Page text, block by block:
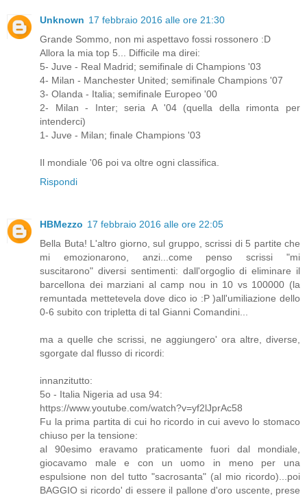
Unknown 17 febbraio 2016 alle ore 21:30
Grande Sommo, non mi aspettavo fossi rossonero :D
Allora la mia top 5... Difficile ma direi:
5- Juve - Real Madrid; semifinale di Champions '03
4- Milan - Manchester United; semifinale Champions '07
3- Olanda - Italia; semifinale Europeo '00
2- Milan - Inter; seria A '04 (quella della rimonta per
intenderci)
1- Juve - Milan; finale Champions '03
Il mondiale '06 poi va oltre ogni classifica.
Rispondi
HBMezzo 17 febbraio 2016 alle ore 22:05
Bella Buta! L'altro giorno, sul gruppo, scrissi di 5 partite che
mi emozionarono, anzi...come penso scrissi "mi
suscitarono" diversi sentimenti: dall'orgoglio di eliminare il
barcellona dei marziani al camp nou in 10 vs 100000 (la
remuntada mettetevela dove dico io :P )all'umiliazione dello
0-6 subito con tripletta di tal Gianni Comandini...
ma a quelle che scrissi, ne aggiungero' ora altre, diverse,
sgorgate dal flusso di ricordi:
innanzitutto:
5o - Italia Nigeria ad usa 94:
https://www.youtube.com/watch?v=yf2lJprAc58
Fu la prima partita di cui ho ricordo in cui avevo lo stomaco
chiuso per la tensione:
al 90esimo eravamo praticamente fuori dal mondiale,
giocavamo male e con un uomo in meno per una
espulsione non del tutto "sacrosanta" (al mio ricordo)...poi
BAGGIO si ricordo' di essere il pallone d'oro uscente, prese